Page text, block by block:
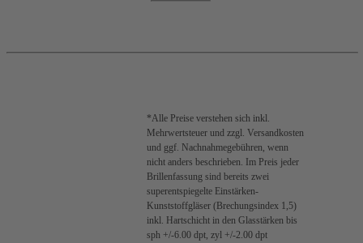
*Alle Preise verstehen sich inkl.
Mehrwertsteuer und zzgl. Versandkosten
und ggf. Nachnahmegebühren, wenn
nicht anders beschrieben. Im Preis jeder
Brillenfassung sind bereits zwei
superentspiegelte Einstärken-
Kunststoffgläser (Brechungsindex 1,5)
inkl. Hartschicht in den Glasstärken bis
sph +/-6.00 dpt, zyl +/-2.00 dpt